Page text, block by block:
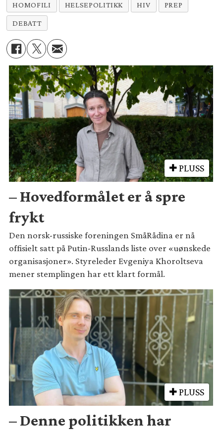
HOMOFILI HELSEPOLITIKK HIV PREP
DEBATT
PLUSS
– Hovedformålet er å spre
frykt
Den norsk-russiske foreningen SmåRådina er nå
offisielt satt på Putin-Russlands liste over «uønskede
organisasjoner». Styreleder Evgeniya Khoroltseva
mener stemplingen har ett klart formål.
PLUSS
– Denne politikken har